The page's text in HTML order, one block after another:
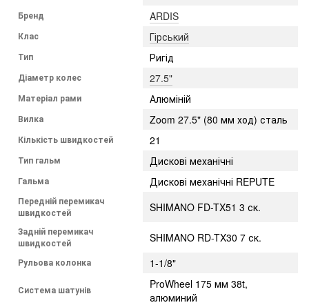
Бренд ARDIS
Клас Гірський
Тип Ригід
Діаметр колес 27.5"
Матеріал рами Алюміній
Вилка Zoom 27.5" (80 мм ход) сталь
Кількість швидкостей 21
Тип гальм Дискові механічні
Гальма Дискові механічні REPUTE
Передній перемикач
швидкостей
SHIMANO FD-TX51 3 ск.
Задній перемикач
швидкостей
SHIMANO RD-TX30 7 ск.
Рульова колонка 1-1/8"
Система шатунів
ProWheel 175 мм 38t,
алюминий